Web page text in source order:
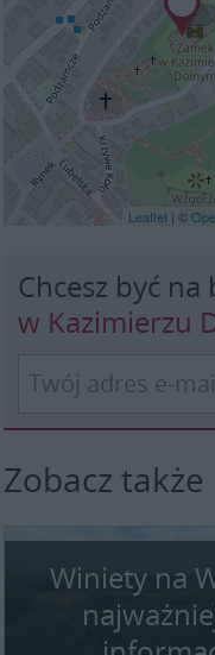
Leaflet| ©
Chcesz być
w Kazimierzu
Zobacz także
Winiety na